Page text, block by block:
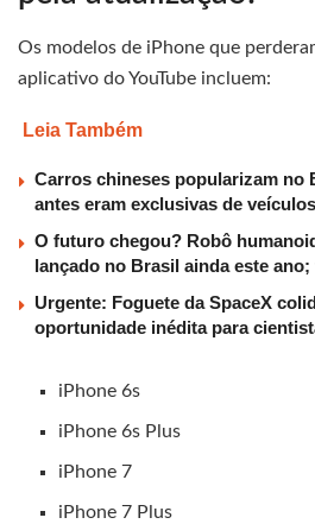
Os modelos de iPhone que
aplicativo do YouTube incluem:
Leia Também
Carros chineses popularizam no
antes eram exclusivas de
O futuro chegou? Robô
lançado no Brasil ainda este ano;
Urgente: Foguete da SpaceX
oportunidade inédita para
iPhone 6s
iPhone 6s Plus
iPhone 7
iPhone 7 Plus